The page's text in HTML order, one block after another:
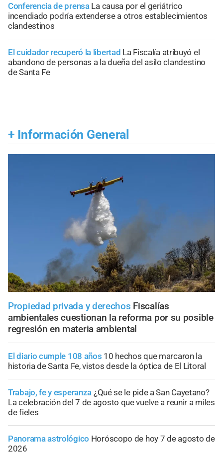
Conferencia de prensa La causa por el geriátrico
incendiado podría extenderse a otros establecimientos
clandestinos
El cuidador recuperó la libertad La Fiscalía atribuyó el
abandono de personas a la dueña del asilo clandestino
de Santa Fe
+ Información General
Propiedad privada y derechos Fiscalías
ambientales cuestionan la reforma por su posible
regresión en materia ambiental
El diario cumple 108 años 10 hechos que marcaron la
historia de Santa Fe, vistos desde la óptica de El Litoral
Trabajo, fe y esperanza ¿Qué se le pide a San Cayetano?
La celebración del 7 de agosto que vuelve a reunir a miles
de fieles
Panorama astrológico Horóscopo de hoy 7 de agosto de
2026